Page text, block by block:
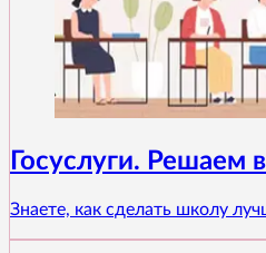
Госуслуги. Решаем
Знаете, как сделать школу